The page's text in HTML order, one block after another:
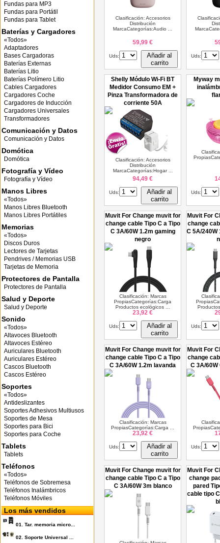
Fundas para MP3
Fundas para Portátil
Fundas para Tablet
Baterías y Cargadores
«Todos»
Adaptadores
Bases Cargadoras
Baterías Externas
Baterías Litio
Baterías Polímero Litio
Cables Cargadores
Cargadores Coche
Cargadores de Inducción
Cargadores Universales
Transformadores
Comunicación y Datos
Comunicación y Datos
Domótica
Domótica
Fotografía y Vídeo
Fotografía y Vídeo
Manos Libres
«Todos»
Manos Libres Bluetooth
Manos Libres Portátiles
Memorias
«Todos»
Discos Duros
Lectores de Tarjetas
Pendrives / Memorias USB
Tarjetas de Memoria
Protectores de Pantalla
Protectores de Pantalla
Salud y Deporte
Salud y Deporte
Sonido
«Todos»
Altavoces Bluetooth
Altavoces Estéreo
Auriculares Bluetooth
Auriculares Estéreo
Cascos Bluetooth
Cascos Estéreo
Soportes
«Todos»
Antideslizantes
Soportes Adhesivos Multiusos
Soportes de Mesa
Soportes para Bici
Soportes para Coche
Tablets
Tablets
Teléfonos
«Todos»
Teléfonos de Sobremesa
Teléfonos Inalámbricos
Teléfonos Móviles
Los más vendidos
01. Tar. memoria micro...
02. Soporte Universal ...
Clasificación: Accesorios
Distribución
MarcaCategorías:Audio ...
59,99 €
Uds:
Añadir al
carrito
Uds:
Shelly Módulo Wi-Fi BT
Medidor Consumo EM +
Pinza Transformadora de
corriente 50A
Clasificación: Accesorios
Distribución
MarcaCategorías:Hogar ...
94,49 €
Uds:
Añadir al
carrito
Myway
Uds:
Muvit For Change muvit for
change cable Tipo C a Tipo
C 3A/60W 1.2m gaming
negro
Clasificación: Marcas
PropiasCategorías:Carga
Productos ecológicos ...
23,92 €
Uds:
Añadir al
carrito
Muvit For
change
C 5A/
Uds:
Muvit For Change muvit for
change cable Tipo C a Tipo
C 3A/60W 1.2m lavanda
Clasificación: Marcas
PropiasCategorías:Carga ...
23,92 €
Uds:
Añadir al
carrito
Muvit For
change
C 3A/60W
Uds:
Muvit For Change muvit for
change cable Tipo C a Tipo
C 3A/60W 3m blanco
Muvit For
change
pared
cable tipo